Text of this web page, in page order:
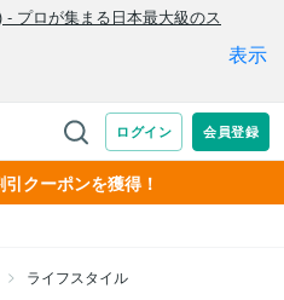
クーポンを獲得！
ライフスタイル